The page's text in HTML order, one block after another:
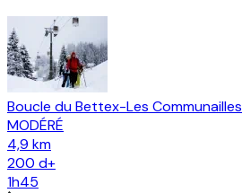
Boucle du Bettex-Les Communailles
MODÉRÉ
4,9 km
200 d+
1h45